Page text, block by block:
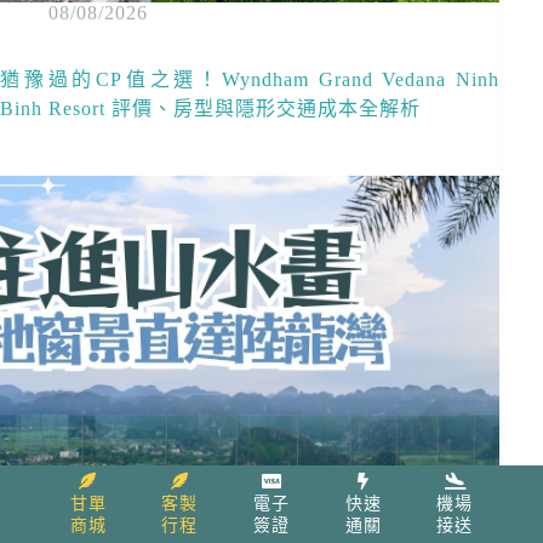
甘單
商城
客製
行程
電子
簽證
快速
通關
機場
接送
08/08/2026
猶豫過的CP值之選！Wyndham Grand Vedana Ninh
Binh Resort 評價、房型與隱形交通成本全解析